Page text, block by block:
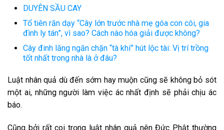
DUYÊN SẦU CAY
Tổ tiên răn dạy “Cây lớn trước nhà mẹ góa con côi, gia
đình ly tán”, vì sao? Cách nào hóa giải được không?
Cây đinh lăng ngăn chặn “tà khí” hút lộc tài: Vị trí trồng
tốt nhất trong nhà là ở đâu?
Luật nhân quả dù đến sớm hay muộn cũng sẽ không bỏ sót
một ai, những người làm việc ác nhất định sẽ phải chịu ác
báo.
Cũng bởi rất coi trọng luật nhân quả nên Đức Phật thường